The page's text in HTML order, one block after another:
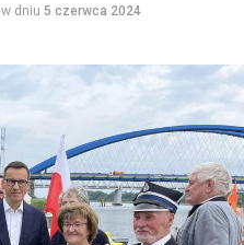
w dniu 5 czerwca 2024